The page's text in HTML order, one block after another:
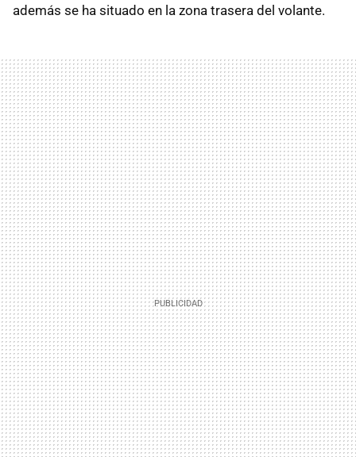
además se ha situado en la zona trasera del volante.